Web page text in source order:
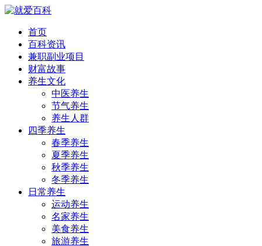
首页
百科资讯
兼职副业项目
财富故事
养生文化
中医养生
节气养生
养生人群
四季养生
春季养生
夏季养生
秋季养生
冬季养生
日常养生
运动养生
名家养生
美食养生
旅游养生